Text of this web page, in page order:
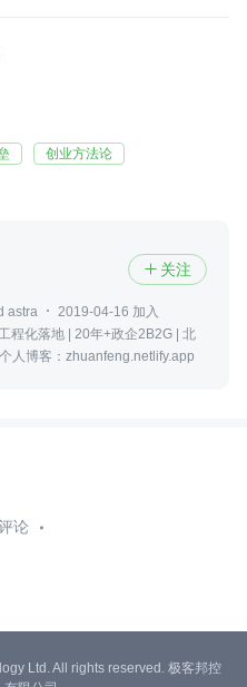
创业方法论
 关注
astra
2019-04-16 加入
程化落地 | 20年+政企2B2G | 北
人博客：zhuanfeng.netlify.app
论
Ltd. All rights reserved. 极客邦控